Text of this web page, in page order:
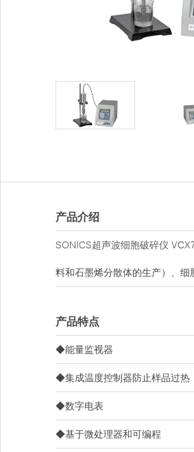
产品介绍
SONICS超声波细胞破碎仪
料和石墨烯分散体的生产）、
产品特点
◆能量监视器
◆集成温度控制器防止样品过
◆数字电表
◆基于微处理器和可编程